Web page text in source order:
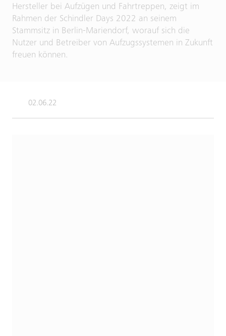
Hersteller bei Aufzügen und Fahrtreppen, zeigt im
Rahmen der Schindler Days 2022 an seinem
Stammsitz in Berlin-Mariendorf, worauf sich die
Nutzer und Betreiber von Aufzugssystemen in Zukunft
freuen können.
02.06.22